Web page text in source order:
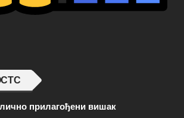
прилагођени вишак